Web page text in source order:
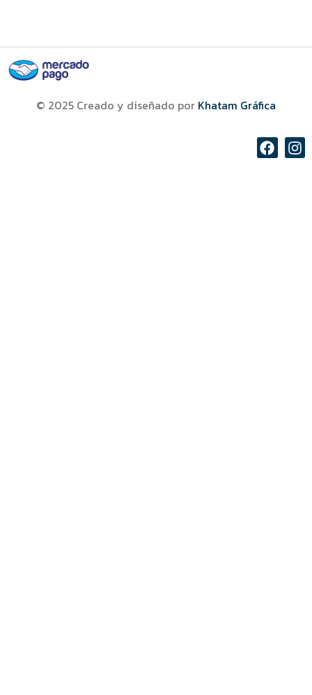
© 2025 Creado y diseñado por Khatam Gráfica